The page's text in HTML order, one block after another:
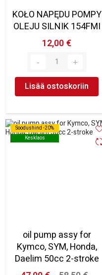
KOŁO NAPĘDU POMPY
OLEJU SILNIK 154FMI
12,00 €
Lisää ostoskoriin
Soodushind -20%
Kesklaos
Soodushind -20%
Kesklaos
oil pump assy for
Kymco, SYM, Honda,
Daelim 50cc 2-stroke